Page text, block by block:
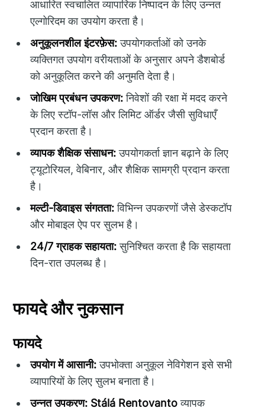
आधारित स्वचालित व्यापारिक निष्पादन के लिए उन्नत
एल्गोरिदम का उपयोग करता है।
अनुकूलनशील इंटरफ़ेस:उपयोगकर्ताओं को उनके
व्यक्तिगत उपयोग वरीयताओं के अनुसार अपने डैशबोर्ड
को अनुकूलित करने की अनुमति देता है।
जोखिम प्रबंधन उपकरण:निवेशों की रक्षा में मदद करने
के लिए स्टॉप-लॉस और लिमिट ऑर्डर जैसी सुविधाएँ
प्रदान करता है।
व्यापक शैक्षिक संसाधन:उपयोगकर्ता ज्ञान बढ़ाने के लिए
ट्यूटोरियल, वेबिनार, और शैक्षिक सामग्री प्रदान करता
है।
मल्टी-डिवाइस संगतता:विभिन्न उपकरणों जैसे डेस्कटॉप
और मोबाइल ऐप पर सुलभ है।
24/7 ग्राहक सहायता:सुनिश्चित करता है कि सहायता
दिन-रात उपलब्ध है।
फायदे और नुकसान
फायदे
उपयोग में आसानी:उपभोक्ता अनुकूल नेविगेशन इसे सभी
व्यापारियों के लिए सुलभ बनाता है।
उन्नत उपकरण: Stálá Rentovantoव्यापक